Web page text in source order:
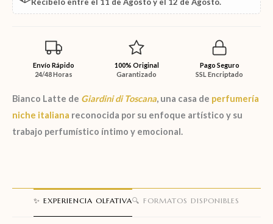
Envío Rápido
24/48 Horas
100% Original
Garantizado
Pago Seguro
SSL Encriptado
Bianco Latte de Giardini di Toscana, una casa de perfumería
niche italiana reconocida por su enfoque artístico y su
trabajo perfumístico íntimo y emocional.
✨ EXPERIENCIA OLFATIVA🔍 FORMATOS DISPONIBLES